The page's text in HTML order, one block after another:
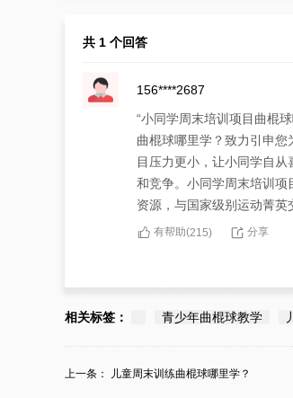
共 1 个回答
156****2687
“小同学周末培训项目曲棍
曲棍球哪里学？致力引申
目压力更小，让小同学自
和竞争。小同学周末培训项
资源，与国家级别运动菁英
有帮助(215) 分享
相关标签： 青少年曲棍球教学
上一条： 儿童周末训练曲棍球哪里学？